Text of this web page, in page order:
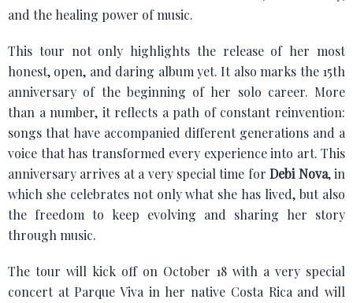
and the healing power of music.
This tour not only highlights the release of her most
honest, open, and daring album yet. It also marks the 15th
anniversary of the beginning of her solo career. More
than a number, it reflects a path of constant reinvention:
songs that have accompanied different generations and a
voice that has transformed every experience into art. This
anniversary arrives at a very special time forDebi Nova, in
which she celebrates not only what she has lived, but also
the freedom to keep evolving and sharing her story
through music.
The tour will kick off on October 18 with a very special
concert at Parque Viva in her native Costa Rica and will